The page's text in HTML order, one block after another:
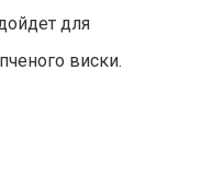
для
виски.